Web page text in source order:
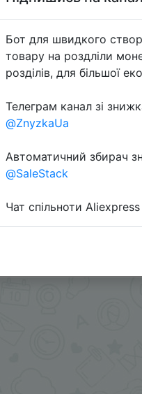
- @Skidkovozik -
Бот для швидкого
товару на роздліли
розділів, для більшої
Телеграм канал зі
@ZnyzkaUa
Автоматичний збирач
@SaleStack
Чат спільноти Aliexpress